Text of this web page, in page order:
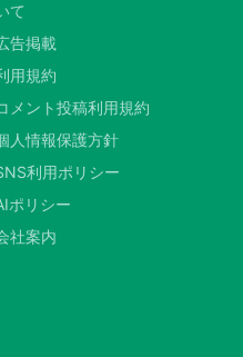
て
告掲載
用規約
メント投稿利用規約
人情報保護方針
利用ポリシー
ポリシー
社案内